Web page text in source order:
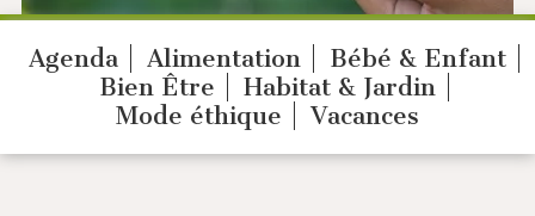
Agenda Alimentation
Bébé & Enfant
Bien Être
Habitat & Jardin
Mode éthique
Vacances